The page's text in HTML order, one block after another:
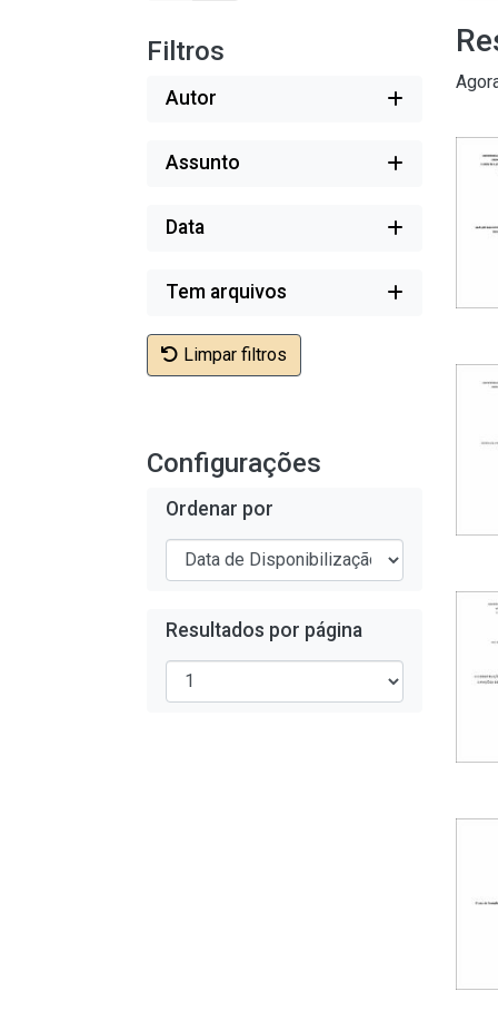
Filtros
Autor
Assunto
Data
Tem arquivos
Limpar filtros
Configurações
Ordenar por
Resultados por página